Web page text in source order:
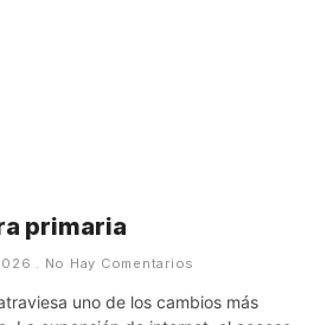
primaria
No Hay Comentarios
uno de los cambios más